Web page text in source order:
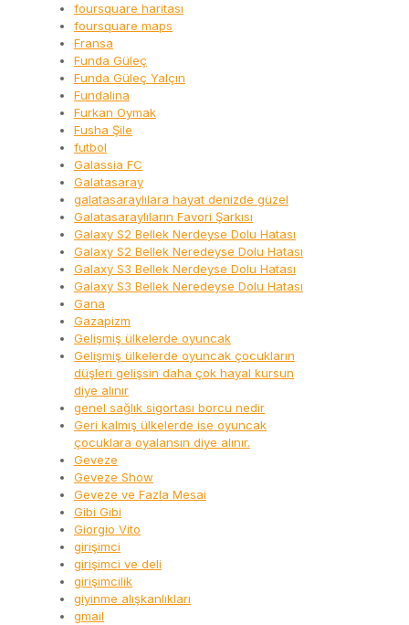
foursquare haritası
foursquare maps
Fransa
Funda Güleç
Funda Güleç Yalçın
Fundalina
Furkan Oymak
Fusha Şile
futbol
Galassia FC
Galatasaray
galatasaraylılara hayat denizde güzel
Galatasaraylıların Favori Şarkısı
Galaxy S2 Bellek Nerdeyse Dolu Hatası
Galaxy S2 Bellek Neredeyse Dolu Hatası
Galaxy S3 Bellek Nerdeyse Dolu Hatası
Galaxy S3 Bellek Neredeyse Dolu Hatası
Gana
Gazapizm
Gelişmiş ülkelerde oyuncak
Gelişmiş ülkelerde oyuncak çocukların
düşleri gelişsin daha çok hayal kursun
diye alınır
genel sağlık sigortası borcu nedir
Geri kalmış ülkelerde ise oyuncak
çocuklara oyalansın diye alınır.
Geveze
Geveze Show
Geveze ve Fazla Mesai
Gibi Gibi
Giorgio Vito
girişimci
girişimci ve deli
girişimcilik
giyinme alışkanlıkları
gmail